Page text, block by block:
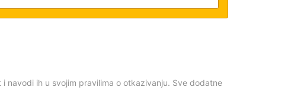
navodi ih u svojim pravilima o otkazivanju. Sve dodatne